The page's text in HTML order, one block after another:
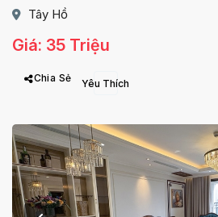
Tây Hồ
Giá: 35 Triệu
Chia Sẻ